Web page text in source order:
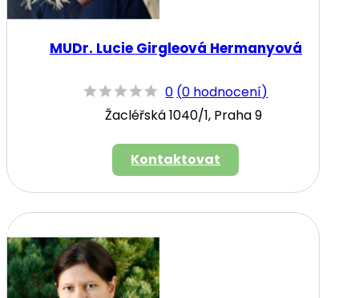
MUDr. Lucie Girgleová Hermanyová
0 (0 hodnocení)
Žacléřská 1040/1, Praha 9
Kontaktovat